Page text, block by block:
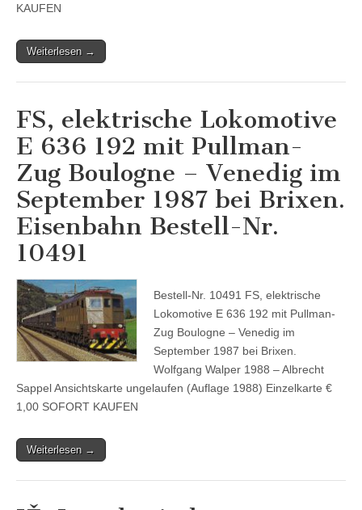
KAUFEN
Weiterlesen →
FS, elektrische Lokomotive
E 636 192 mit Pullman-
Zug Boulogne – Venedig im
September 1987 bei Brixen.
Eisenbahn Bestell-Nr.
10491
Bestell-Nr. 10491 FS, elektrische
Lokomotive E 636 192 mit Pullman-
Zug Boulogne – Venedig im
September 1987 bei Brixen.
Wolfgang Walper 1988 – Albrecht
Sappel Ansichtskarte ungelaufen (Auflage 1988) Einzelkarte €
1,00 SOFORT KAUFEN
Weiterlesen →